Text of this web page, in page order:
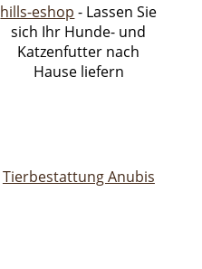
hills-eshop - Lassen Sie
sich Ihr Hunde- und
Katzenfutter nach
Hause liefern
Tierbestattung Anubis